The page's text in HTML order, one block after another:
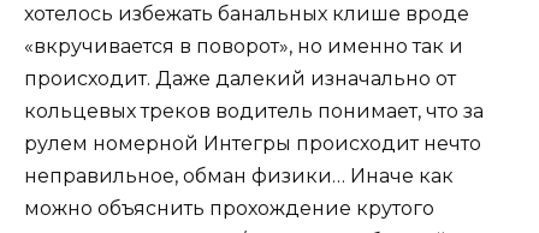
хотелось избежать банальных клише вроде
«вкручивается в поворот», но именно так и
происходит. Даже далекий изначально от
кольцевых треков водитель понимает, что за
рулем номерной Интегры происходит нечто
неправильное, обман физики… Иначе как
можно объяснить прохождение крутого